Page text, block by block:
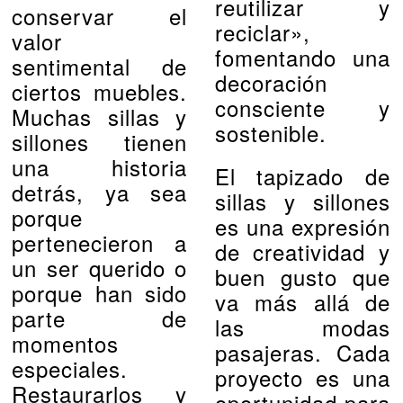
conservar el
valor
sentimental de
ciertos muebles.
Muchas sillas y
sillones tienen
una historia
detrás, ya sea
porque
pertenecieron a
un ser querido o
porque han sido
parte de
momentos
especiales.
Restaurarlos y
reutilizar y
reciclar»,
fomentando una
decoración
consciente y
sostenible.
El tapizado de
sillas y sillones
es una expresión
de creatividad y
buen gusto que
va más allá de
las modas
pasajeras. Cada
proyecto es una